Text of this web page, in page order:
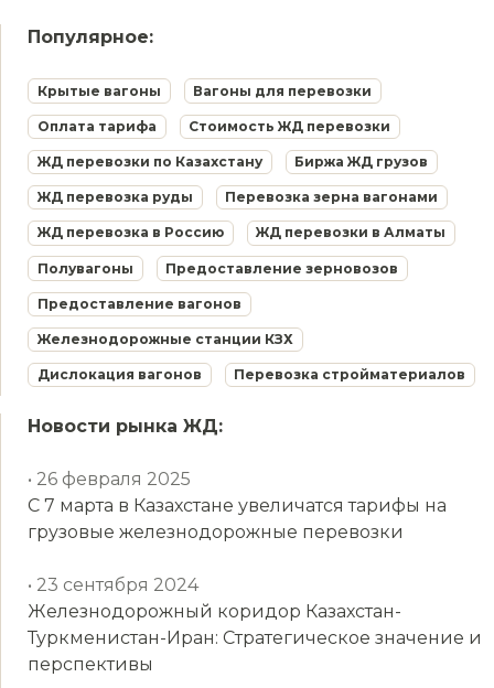
Популярное:
Крытые вагоны Вагоны для перевозки
Оплата тарифа Стоимость ЖД перевозки
ЖД перевозки по Казахстану Биржа ЖД грузов
ЖД перевозка руды Перевозка зерна вагонами
ЖД перевозка в Россию ЖД перевозки в Алматы
Полувагоны Предоставление зерновозов
Предоставление вагонов
Железнодорожные станции КЗХ
Дислокация вагонов Перевозка стройматериалов
Новости рынка ЖД:
• 26 февраля 2025
С 7 марта в Казахстане увеличатся тарифы на
грузовые железнодорожные перевозки
• 23 сентября 2024
Железнодорожный коридор Казахстан-
Туркменистан-Иран: Стратегическое значение и
перспективы